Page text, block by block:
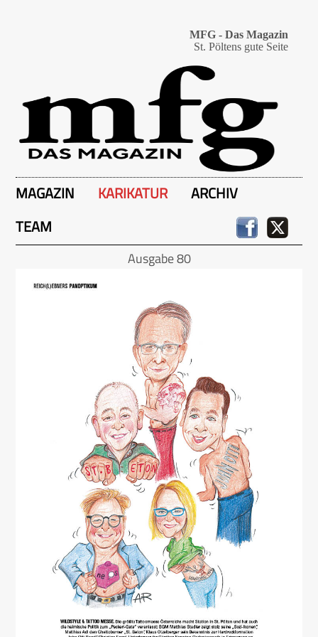
MFG - Das Magazin
St. Pöltens gute Seite
MAGAZIN KARIKATUR
ARCHIV
TEAM
Ausgabe 80